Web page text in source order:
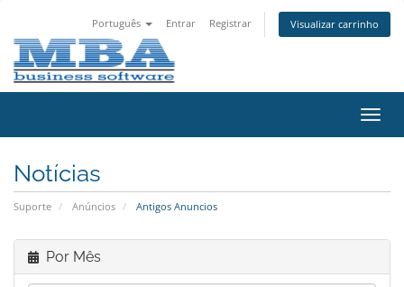
Português Entrar Registrar Visualizar carrinho
Notícias
Suporte Anúncios Antigos Anuncios
Por Mês